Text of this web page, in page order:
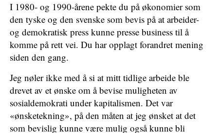
I 1980- og 1990-årene pekte du på økonomier som
den tyske og den svenske som bevis på at arbeider-
og demokratisk press kunne presse business til å
komme på rett vei. Du har opplagt forandret mening
siden den gang.
Jeg nøler ikke med å si at mitt tidlige arbeide ble
drevet av et ønske om å bevise muligheten av
sosialdemokrati under kapitalismen. Det var
«ønsketekning», på den måten at jeg ønsket at det
som bevislig kunne være mulig også kunne bli